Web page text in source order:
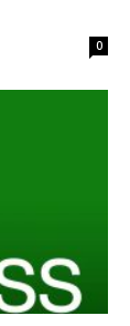
0